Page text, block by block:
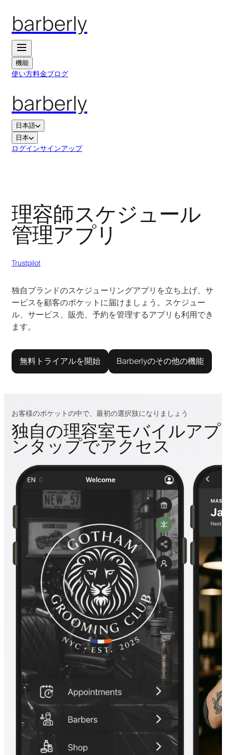
barberly
機能
使い方料金ブログ
barberly
日本語
日本
ログインサインアップ
理容師スケジュール
管理アプリ
Trustpilot
独自ブランドのスケジューリングアプリを立ち上げ、サ
ービスを顧客のポケットに届けましょう。スケジュー
ル、サービス、販売、予約を管理するアプリも利用でき
ます。
無料トライアルを開始 Barberlyのその他の機能
お客様のポケットの中で、最初の選択肢になりましょう
独自の理容室モバイルア
ンタップでアクセス